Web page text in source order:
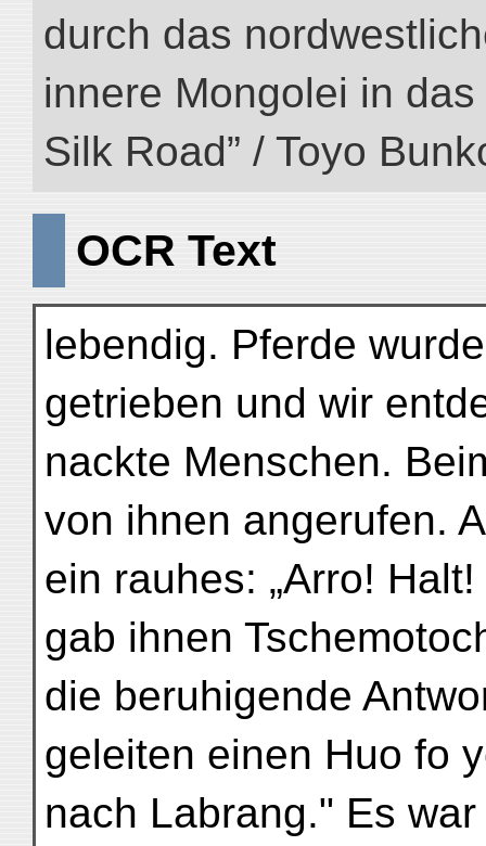
durch das
innere Mongolei in das
Silk Road” / Toyo
OCR Text
lebendig. Pferde
getrieben und wir
nackte Menschen.
von ihnen angerufen.
ein rauhes: „Arro!
gab ihnen
die beruhigende
geleiten einen Huo fo
nach Labrang." Es